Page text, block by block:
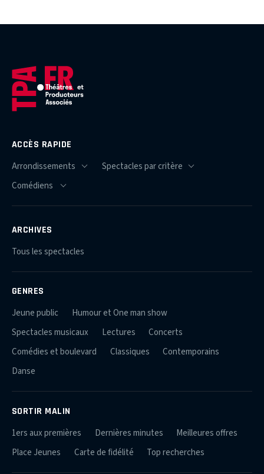
ACCÈS RAPIDE
ARCHIVES
Tous les spectacles
GENRES
Jeune public
Humour et One man show
Spectacles musicaux
Lectures
Concerts
Comédies et boulevard
Classiques
Contemporains
Danse
SORTIR MALIN
1ers aux premières Dernières minutes
Meilleures offres
Place Jeunes
Carte de fidélité Top recherches